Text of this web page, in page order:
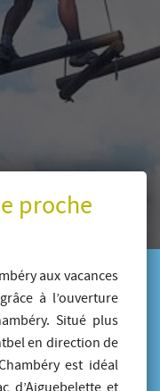
proche
aux vacances
à l’ouverture
Situé plus
en direction de
est idéal
d’Aiguebelette et